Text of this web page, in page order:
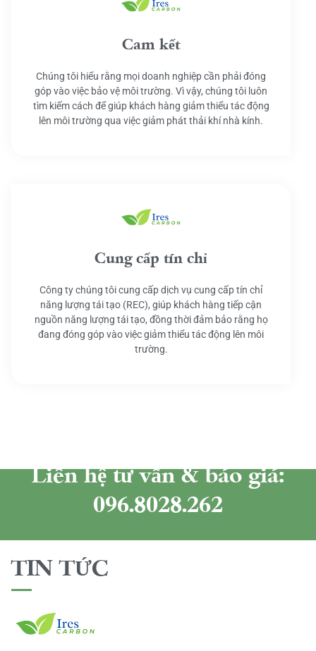
Cam kết
Chúng tôi hiểu rằng mọi doanh nghiệp cần phải đóng
góp vào việc bảo vệ môi trường. Vì vậy, chúng tôi luôn
tìm kiếm cách để giúp khách hàng giảm thiểu tác động
lên môi trường qua việc giảm phát thải khí nhà kính.
Cung cấp tín chỉ
Công ty chúng tôi cung cấp dịch vụ cung cấp tín chỉ
năng lượng tái tạo (REC), giúp khách hàng tiếp cận
nguồn năng lượng tái tạo, đồng thời đảm bảo rằng họ
đang đóng góp vào việc giảm thiểu tác động lên môi
trường.
Liên hệ tư vấn & báo giá:
096.8028.262
TIN TỨC